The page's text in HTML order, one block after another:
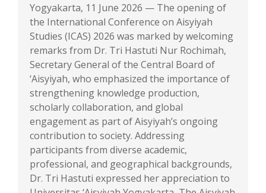
Yogyakarta, 11 June 2026 — The opening of
the International Conference on Aisyiyah
Studies (ICAS) 2026 was marked by welcoming
remarks from Dr. Tri Hastuti Nur Rochimah,
Secretary General of the Central Board of
‘Aisyiyah, who emphasized the importance of
strengthening knowledge production,
scholarly collaboration, and global
engagement as part of Aisyiyah’s ongoing
contribution to society. Addressing
participants from diverse academic,
professional, and geographical backgrounds,
Dr. Tri Hastuti expressed her appreciation to